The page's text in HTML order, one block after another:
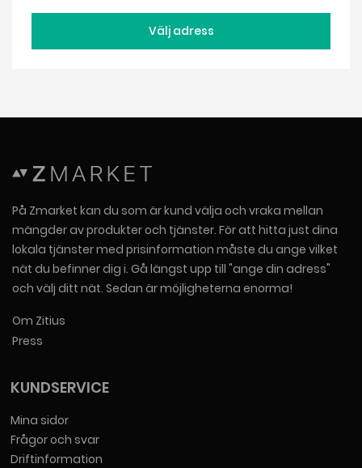
Välj adress
På Zmarket kan du som är kund välja och vraka mellan
mängder av produkter och tjänster. För att hitta just dina
lokala tjänster med prisinformation måste du ange vilket
nät du befinner dig i. Gå längst upp till "ange din adress"
och välj ditt nät. Sedan är möjligheterna enorma!
Om Zitius
Press
KUNDSERVICE
Mina sidor
Frågor och svar
Driftinformation